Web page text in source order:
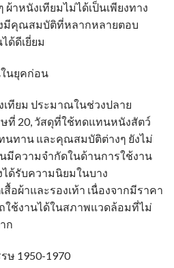
ผ้าหนังเทียมไม่ได้เป็นเพียงทาง
มีคุณสมบัติที่หลากหลายตอบ
ด้ดีเยี่ยม
ในยุคก่อน
ทียม ประมาณในช่วงปลาย
ที่ 20, วัสดุที่ใช้ทดแทนหนังสัตว์
นทาน และคุณสมบัติต่างๆ ยังไม่
มีความจำกัดในด้านการใช้งาน
ด้รับความนิยมในบาง
อผ้าและรองเท้า เนื่องจากมีราคา
ใช้งานได้ในสภาพแวดล้อมที่ไม่
ก
ษ 1950-1970